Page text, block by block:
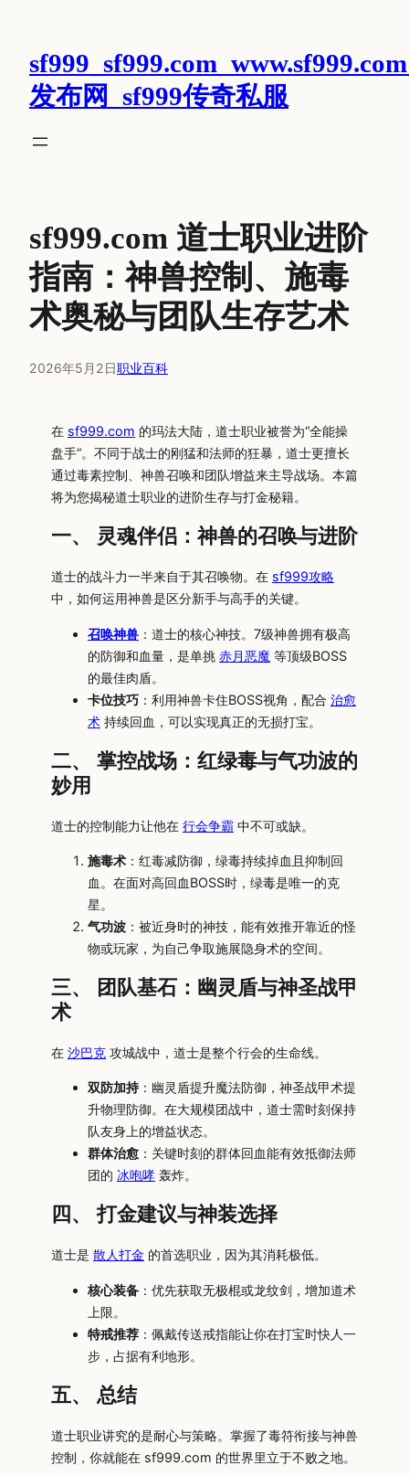
发布网_sf999传奇私服
sf999.com 道士职业进阶
指南：神兽控制、施毒
术奥秘与团队生存艺术
2026年5月2日职业百科
在 sf999.com 的玛法大陆，道士职业被誉为“全能操
盘手”。不同于战士的刚猛和法师的狂暴，道士更擅长
通过毒素控制、神兽召唤和团队增益来主导战场。本篇
将为您揭秘道士职业的进阶生存与打金秘籍。
一、 灵魂伴侣：神兽的召唤与进阶
道士的战斗力一半来自于其召唤物。在 sf999攻略
中，如何运用神兽是区分新手与高手的关键。
召唤神兽 ：道士的核心神技。7级神兽拥有极高
的防御和血量，是单挑 赤月恶魔 等顶级BOSS
的最佳肉盾。
卡位技巧 ：利用神兽卡住BOSS视角，配合 治愈
术 持续回血，可以实现真正的无损打宝。
二、 掌控战场：红绿毒与气功波的
妙用
道士的控制能力让他在 行会争霸 中不可或缺。
施毒术 ：红毒减防御，绿毒持续掉血且抑制回
血。在面对高回血BOSS时，绿毒是唯一的克
星。
气功波 ：被近身时的神技，能有效推开靠近的怪
物或玩家，为自己争取施展隐身术的空间。
三、 团队基石：幽灵盾与神圣战甲
术
在 沙巴克 攻城战中，道士是整个行会的生命线。
双防加持：幽灵盾提升魔法防御，神圣战甲术提
升物理防御。在大规模团战中，道士需时刻保持
队友身上的增益状态。
群体治愈 ：关键时刻的群体回血能有效抵御法师
团的 冰咆哮 轰炸。
四、 打金建议与神装选择
道士是 散人打金 的首选职业，因为其消耗极低。
核心装备 ：优先获取无极棍或龙纹剑，增加道术
上限。
特戒推荐 ：佩戴传送戒指能让你在打宝时快人一
步，占据有利地形。
五、 总结
道士职业讲究的是耐心与策略。掌握了毒符衔接与神兽
控制，你就能在 sf999.com 的世界里立于不败之地。